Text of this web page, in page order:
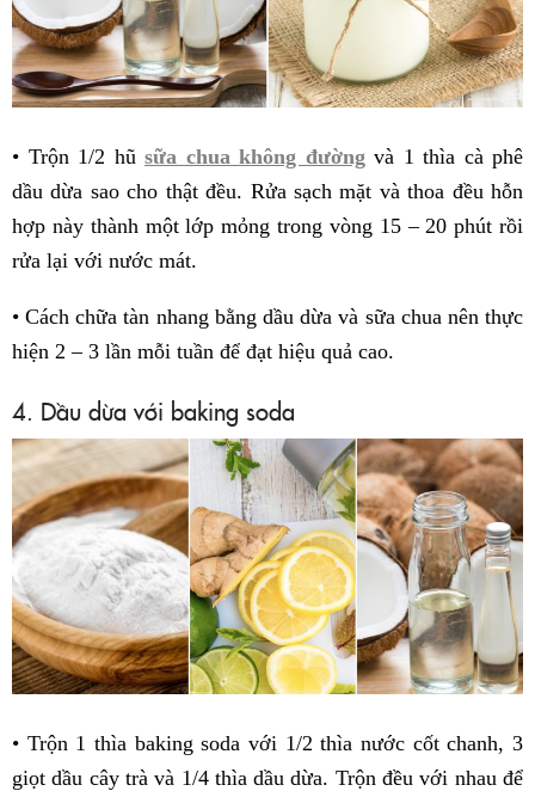
• Trộn 1/2 hũ sữa chua không đườngvà 1 thìa cà phê
dầu dừa sao cho thật đều. Rửa sạch mặt và thoa đều hỗn
hợp này thành một lớp mỏng trong vòng 15 – 20 phút rồi
rửa lại với nước mát.
• Cách chữa tàn nhang bằng dầu dừa và sữa chua nên thực
hiện 2 – 3 lần mỗi tuần để đạt hiệu quả cao.
4. Dầu dừa với baking soda
• Trộn 1 thìa baking soda với 1/2 thìa nước cốt chanh, 3
giọt dầu cây trà và 1/4 thìa dầu dừa. Trộn đều với nhau để